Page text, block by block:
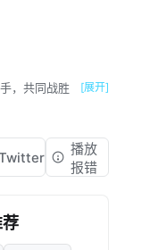
，共同战胜
[展开]
播放
报错